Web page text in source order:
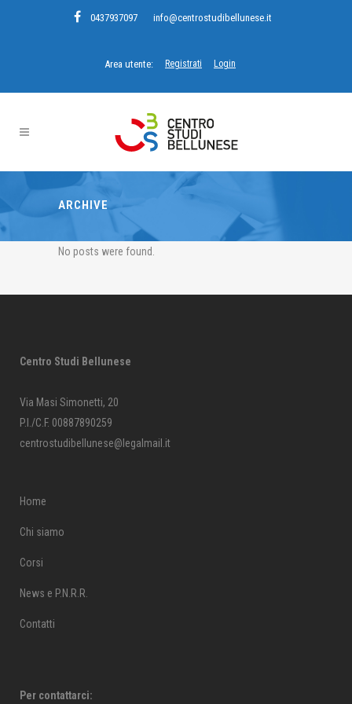
0437937097 info@centrostudibellunese.it
Area utente: Registrati Login
ARCHIVE
No posts were found.
Centro Studi Bellunese
Via Masi Simonetti, 20
P.I./C.F. 00887890259
centrostudibellunese@legalmail.it
Home
Chi siamo
Corsi
News e P.N.R.R.
Contatti
Per contattarci: